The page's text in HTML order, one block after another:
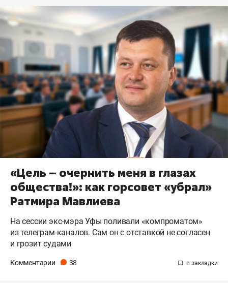
«Цель – очернить меня в глазах
общества!»: как горсовет «убрал»
Ратмира Мавлиева
На сессии экс-мэра Уфы поливали «компроматом»
из телеграм-каналов. Сам он с отставкой не согласен
и грозит судами
Комментарии 38